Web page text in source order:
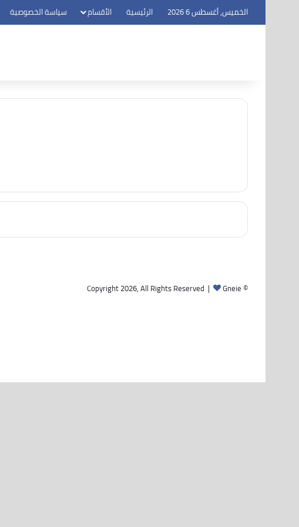
الخميس, أغسطس 6 2026 الرئيسية الأقسام سياسة الخصوصية
© Copyright 2026, All Rights Reserved |
Gneie